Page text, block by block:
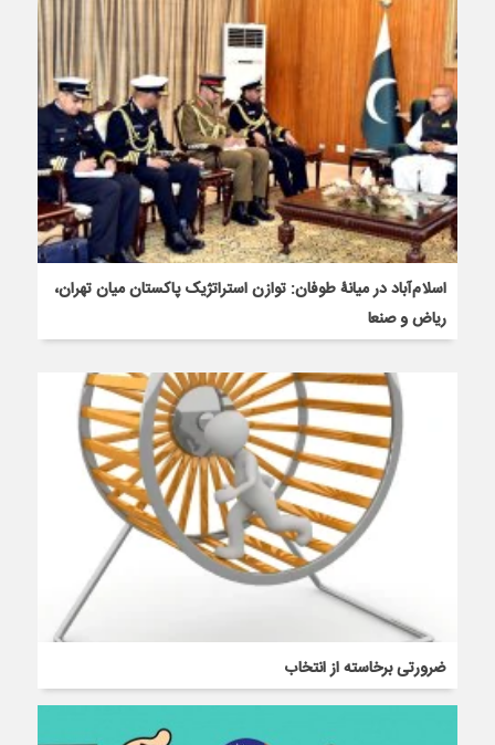
اسلام‌آباد در میانۀ طوفان: توازن استراتژیک پاکستان میان تهران،
ریاض و صنعا
ضرورتی برخاسته از انتخاب